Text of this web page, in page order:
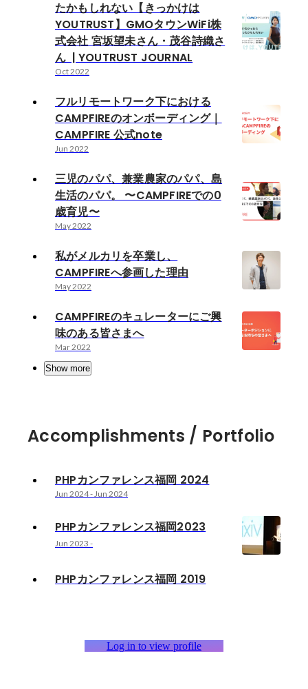
たかもしれない【きっかけは
YOUTRUST】GMOタウンWiFi株
式会社 宮坂望未さん・茂谷詩織さ
ん | YOUTRUST JOURNAL
Oct 2022
フルリモートワーク下における
CAMPFIREのオンボーディング｜
CAMPFIRE 公式note
Jun 2022
三児のパパ、兼業農家のパパ、島
生活のパパ。 〜CAMPFIREでの0
歳育児〜
May 2022
私がメルカリを卒業し、
CAMPFIREへ参画した理由
May 2022
CAMPFIREのキュレーターにご興
味のある皆さまへ
Mar 2022
Show more
Accomplishments / Portfolio
PHPカンファレンス福岡 2024
Jun 2024-Jun 2024
PHPカンファレンス福岡2023
Jun 2023 -
PHPカンファレンス福岡 2019
Log in to view profile